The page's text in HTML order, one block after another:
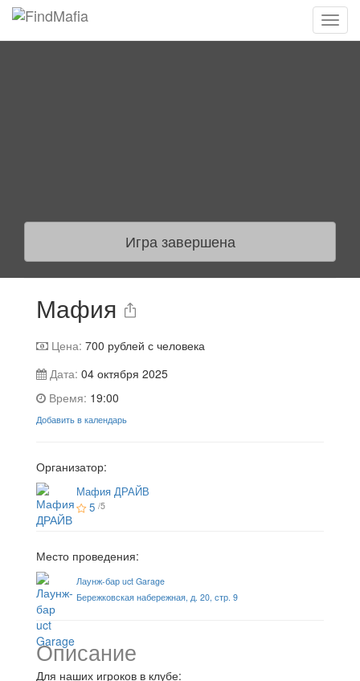
Игра завершена
Мафия
Цена: 700 рублей с человека
Дата: 04 октября 2025
Время: 19:00
Добавить в календарь
Организатор:
Мафия ДРАЙВ
5 /5
Место проведения:
Лаунж-бар uct Garage
Бережковская набережная, д. 20, стр. 9
Описание
Для наших игроков в клубе: